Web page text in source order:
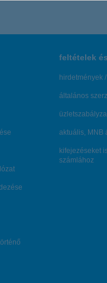
feltételek
hirdetmények
általános
aktuális, MNB
kifejezéseket
számlához